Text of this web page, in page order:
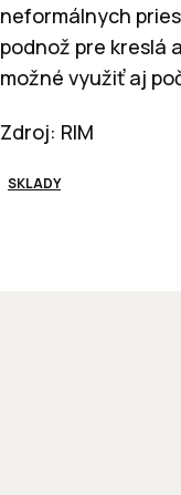
neformálnych
podnož pre kreslá
možné využiť aj
Zdroj: RIM
SKLADY